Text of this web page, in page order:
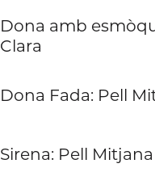
Dona amb
Clara
Dona Fada: Pell
Sirena: Pell Mitjana